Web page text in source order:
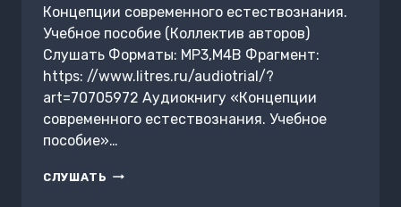
Концепции современного естествознания.
Учебное пособие (Коллектив авторов)
Слушать Форматы: MP3,M4B Фрагмент:
https: //www.litres.ru/audiotrial/?
art=70705972 Аудиокнигу «Концепции
современного естествознания. Учебное
пособие»…
СЛУШАТЬ КОНЦЕПЦИИ